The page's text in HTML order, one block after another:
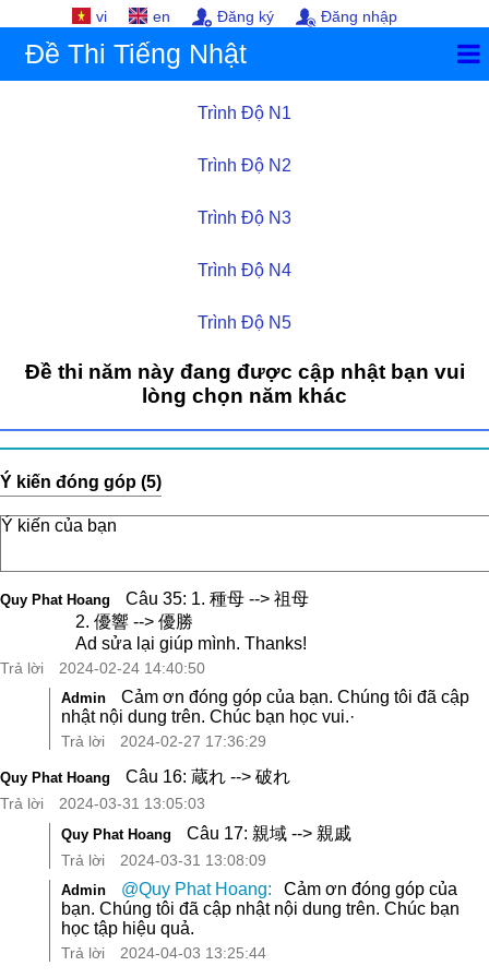
vi en Đăng ký Đăng nhập
Đề Thi Tiếng Nhật
Trình Độ N1
Trình Độ N2
Trình Độ N3
Trình Độ N4
Trình Độ N5
Đề thi năm này đang được cập nhật bạn vui
lòng chọn năm khác
Ý kiến đóng góp (5)
Quy Phat Hoang
Câu 35: 1. 種母 --> 祖母
2. 優響 --> 優勝
Ad sửa lại giúp mình. Thanks!
Trả lời 2024-02-24 14:40:50
Admin
Cảm ơn đóng góp của bạn. Chúng tôi đã cập
nhật nội dung trên. Chúc bạn học vui.·
Trả lời 2024-02-27 17:36:29
Quy Phat Hoang Câu 16: 蔵れ --> 破れ
Trả lời 2024-03-31 13:05:03
Quy Phat Hoang Câu 17: 親域 --> 親戚
Trả lời 2024-03-31 13:08:09
Admin @Quy Phat Hoang:
Cảm ơn đóng góp của
bạn. Chúng tôi đã cập nhật nội dung trên. Chúc bạn
học tập hiệu quả.
Trả lời 2024-04-03 13:25:44